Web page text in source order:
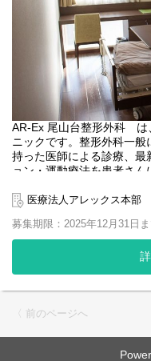
AR-Ex 尾山台整形外科 は
ニックです。整形外科一
持った医師による診療、最
ョン・運動療法を患者さん
オンラインで結び短期入院
高度な関節鏡視下手術だけ
ポーツ選手から高齢者ま
【在籍職員】
【スポーツ外部活動】
医療法人アレックス本部
募集期限：2025年12月31日
〈 前のページへ